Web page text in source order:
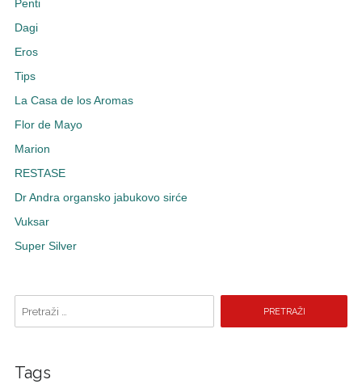
Penti
Dagi
Eros
Tips
La Casa de los Aromas
Flor de Mayo
Marion
RESTASE
Dr Andra organsko jabukovo sirće
Vuksar
Super Silver
Tags